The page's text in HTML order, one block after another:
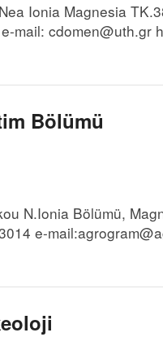
Ionia Magnesia
mail: cdomen@uth.gr
Bölümü
N.Ionia Bölümü,
e-